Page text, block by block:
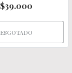
$39.000
ESGOTADO